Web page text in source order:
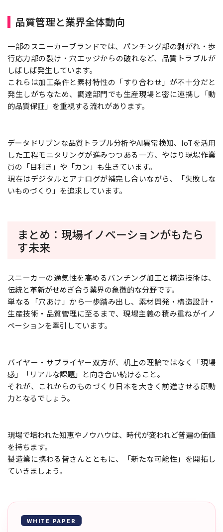
品質管理と業界全体動向
一部のスニーカーブランドでは、パンチング部の剥がれ・歩
行応力部の裂け・穴エッジからの破れなど、品質トラブルが
しばしば発生しています。
これらは加工条件と素材特性の「すり合わせ」が不十分だと
発生しがちなため、調達部門でも生産現場と密に連携し「動
的品質保証」を重視する流れがあります。
データドリブンな品質トラブル分析やAI異常検知、IoTを活用
した工程モニタリングが進みつつある一方、やはり現場作業
員の「目利き」や「カン」も生きています。
現在はデジタルとアナログが補完し合いながら、「失敗しな
いものづくり」を追求しています。
まとめ：現場イノベーションがもたら
す未来
スニーカーの通気性を高めるパンチング加工と構造技術は、
伝統と革新がせめぎ合う業界の象徴的な分野です。
単なる「穴あけ」から一歩踏み出し、素材開発・構造設計・
生産技術・品質管理に至るまで、現場主義の積み重ねがイノ
ベーションを牽引しています。
バイヤー・サプライヤー双方が、机上の理論ではなく「現場
感」「リアルな課題」と向き合い続けること。
それが、これからのものづくり日本を大きく前進させる原動
力となるでしょう。
現場で培われた知恵やノウハウは、時代が変われど普遍の価値
を持ちます。
製造業に携わる皆さんとともに、「新たな可能性」を開拓し
ていきましょう。
WHITE PAPER